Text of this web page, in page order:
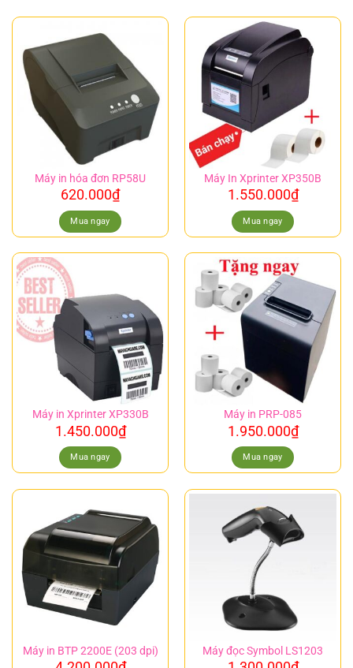
Máy in hóa đơn RP58U
620.000₫
Mua ngay
Máy In Xprinter XP350B
1.550.000₫
Mua ngay
Máy in Xprinter XP330B
1.450.000₫
Mua ngay
Máy in PRP-085
1.950.000₫
Mua ngay
Máy in BTP 2200E (203 dpi) Máy đọc Symbol LS1203